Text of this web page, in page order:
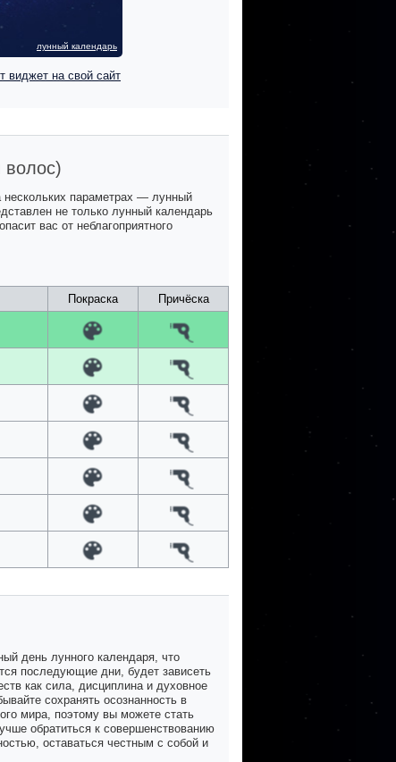
лунный календарь
виджет на свой сайт
волос)
нескольких параметрах — лунный
не только лунный календарь
вас от неблагоприятного
Покраска Причёска
день лунного календаря, что
последующие дни, будет зависеть
как сила, дисциплина и духовное
сохранять осознанность в
мира, поэтому вы можете стать
обратиться к совершенствованию
оставаться честным с собой и